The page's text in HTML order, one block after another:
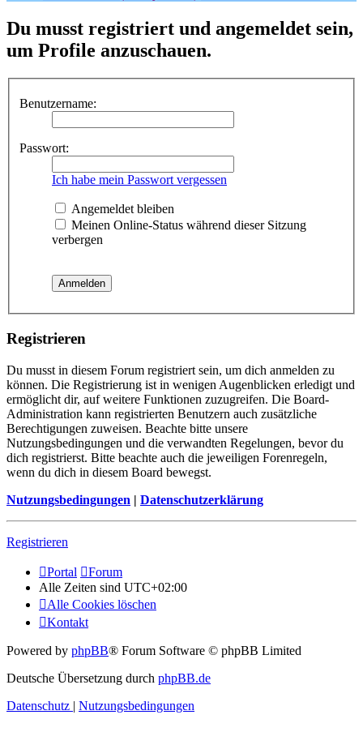
Du musst registriert und angemeldet sein,
um Profile anzuschauen.
Benutzername:
Passwort:
Ich habe mein Passwort vergessen
Angemeldet bleiben
Meinen Online-Status während dieser Sitzung
verbergen
Registrieren
Du musst in diesem Forum registriert sein, um dich anmelden zu
können. Die Registrierung ist in wenigen Augenblicken erledigt und
ermöglicht dir, auf weitere Funktionen zuzugreifen. Die Board-
Administration kann registrierten Benutzern auch zusätzliche
Berechtigungen zuweisen. Beachte bitte unsere
Nutzungsbedingungen und die verwandten Regelungen, bevor du
dich registrierst. Bitte beachte auch die jeweiligen Forenregeln,
wenn du dich in diesem Board bewegst.
Nutzungsbedingungen | Datenschutzerklärung
Registrieren
Portal
Forum
Alle Zeiten sind UTC+02:00
Alle Cookies löschen
Kontakt
Powered by phpBB® Forum Software © phpBB Limited
Deutsche Übersetzung durch phpBB.de
Datenschutz | Nutzungsbedingungen